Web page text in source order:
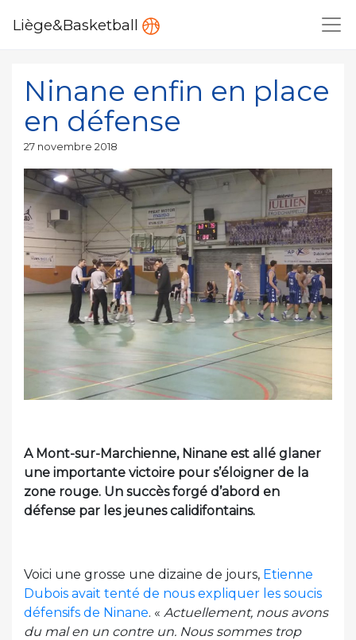
Liège&Basketball
Ninane enfin en place
en défense
Publié
27 novembre 2018
A Mont-sur-Marchienne, Ninane est allé glaner
une importante victoire pour s’éloigner de la
zone rouge. Un succès forgé d’abord en
défense par les jeunes calidifontains.
Voici une grosse une dizaine de jours, Etienne
Dubois avait tenté de nous expliquer les soucis
défensifs de Ninane. « Actuellement, nous avons
du mal en un contre un. Nous sommes trop